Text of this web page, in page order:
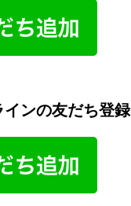
インの友だち登